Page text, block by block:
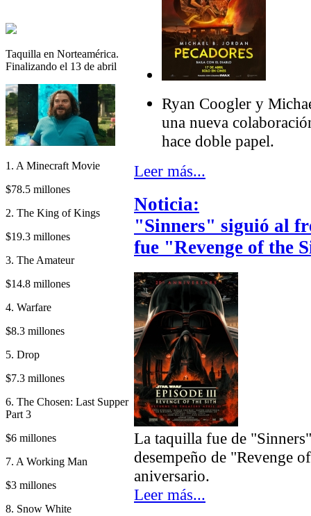
Taquilla en Norteamérica.
Finalizando el 13 de abril
1. A Minecraft Movie
$78.5 millones
2. The King of Kings
$19.3 millones
3. The Amateur
$14.8 millones
4. Warfare
$8.3 millones
5. Drop
$7.3 millones
6. The Chosen: Last Supper
Part 3
$6 millones
7. A Working Man
$3 millones
8. Snow White
Ryan Coogler y
una nueva
hace doble papel.
Leer más...
Noticia:
"Sinners" siguió al
fue "Revenge of the
La taquilla fue de
desempeño de "Revenge
aniversario.
Leer más...